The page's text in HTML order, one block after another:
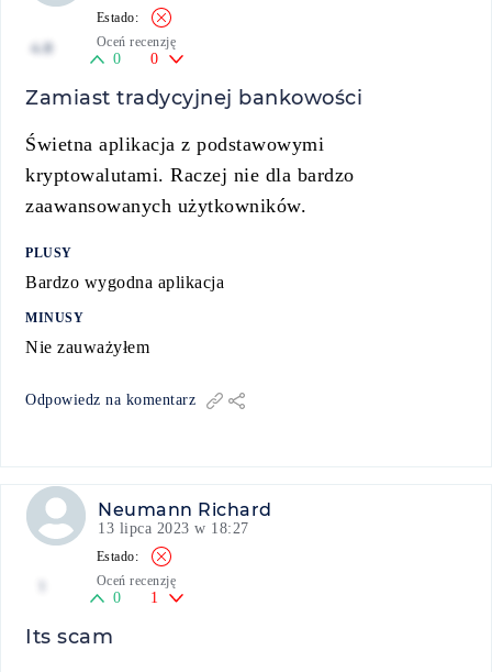
4.8 Oceń recenzję
0 0
Zamiast tradycyjnej bankowości
Świetna aplikacja z podstawowymi
kryptowalutami. Raczej nie dla bardzo
zaawansowanych użytkowników.
PLUSY
Bardzo wygodna aplikacja
MINUSY
Nie zauważyłem
Odpowiedz na komentarz
Neumann Richard
13 lipca 2023 w 18:27
Oceń recenzję
0 1
Its scam